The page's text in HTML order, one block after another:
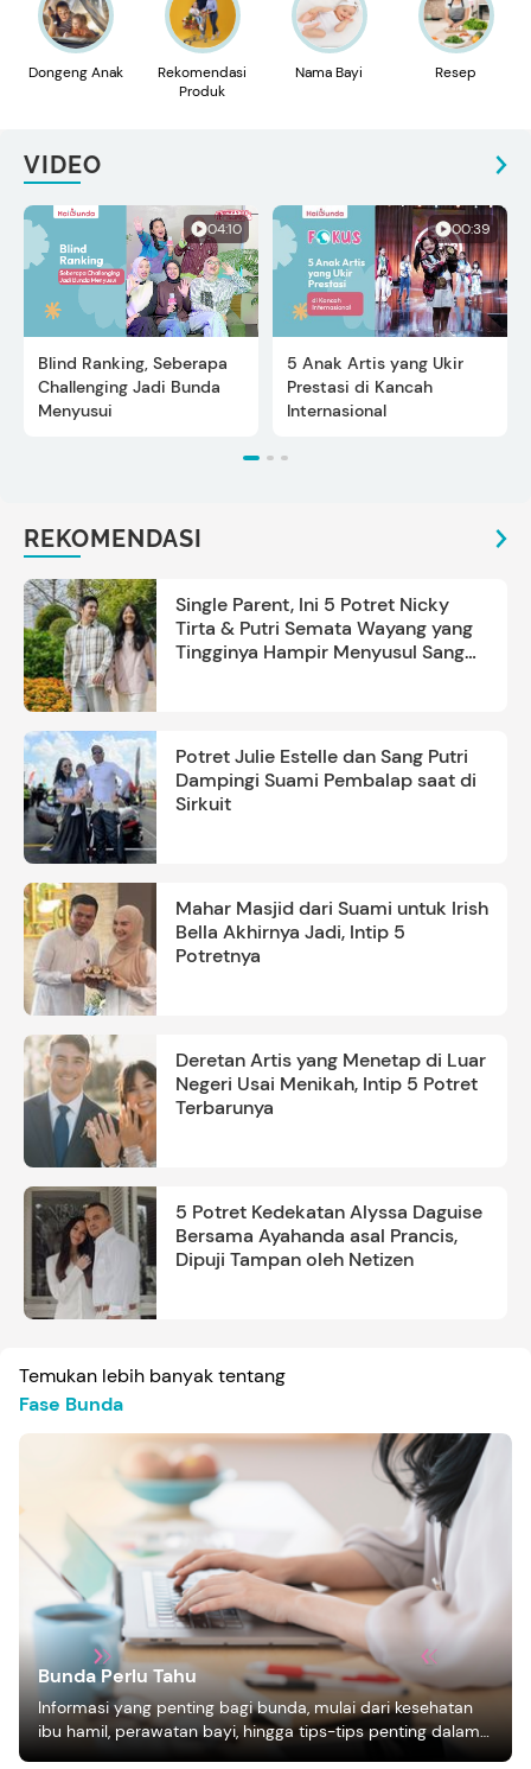
Dongeng Anak
Rekomendasi
Produk
Nama Bayi Resep
VIDEO
04:10
Blind Ranking, Seberapa
Challenging Jadi Bunda
Menyusui
00:39
5 Anak Artis yang Ukir
Prestasi di Kancah
Internasional
REKOMENDASI
Single Parent, Ini 5 Potret Nicky
Tirta & Putri Semata Wayang yang
Tingginya Hampir Menyusul Sang
Potret Julie Estelle dan Sang Putri
Dampingi Suami Pembalap saat di
Sirkuit
Mahar Masjid dari Suami untuk Irish
Bella Akhirnya Jadi, Intip 5
Potretnya
Deretan Artis yang Menetap di Luar
Negeri Usai Menikah, Intip 5 Potret
Terbarunya
5 Potret Kedekatan Alyssa Daguise
Bersama Ayahanda asal Prancis,
Dipuji Tampan oleh Netizen
Temukan lebih banyak tentang
Fase Bunda
Bunda Perlu Tahu
Informasi yang penting bagi bunda, mulai dari kesehatan
ibu hamil, perawatan bayi, hingga tips-tips penting dalam
mengasuh anak